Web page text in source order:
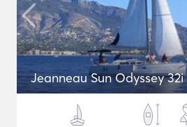
Jeanneau Sun Odyssey 32i